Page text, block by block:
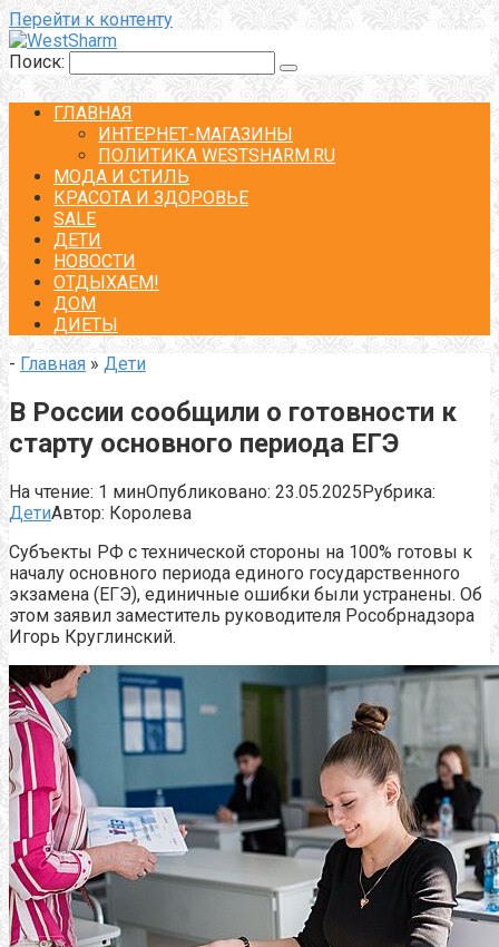
Перейти к контенту
Поиск:
ГЛАВНАЯ
ИНТЕРНЕТ-МАГАЗИНЫ
ПОЛИТИКА WESTSHARM.RU
МОДА И СТИЛЬ
КРАСОТА И ЗДОРОВЬЕ
SALE
ДЕТИ
НОВОСТИ
ОТДЫХАЕМ!
ДОМ
ДИЕТЫ
- Главная » Дети
В России сообщили о готовности к
старту основного периода ЕГЭ
На чтение: 1 минОпубликовано: 23.05.2025Рубрика:
ДетиАвтор: Королева
Субъекты РФ с технической стороны на 100% готовы к
началу основного периода единого государственного
экзамена (ЕГЭ), единичные ошибки были устранены. Об
этом заявил заместитель руководителя Рособрнадзора
Игорь Круглинский.